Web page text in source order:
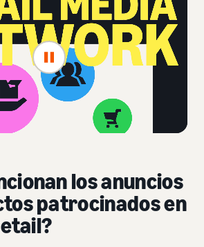
los anuncios
patrocinados en